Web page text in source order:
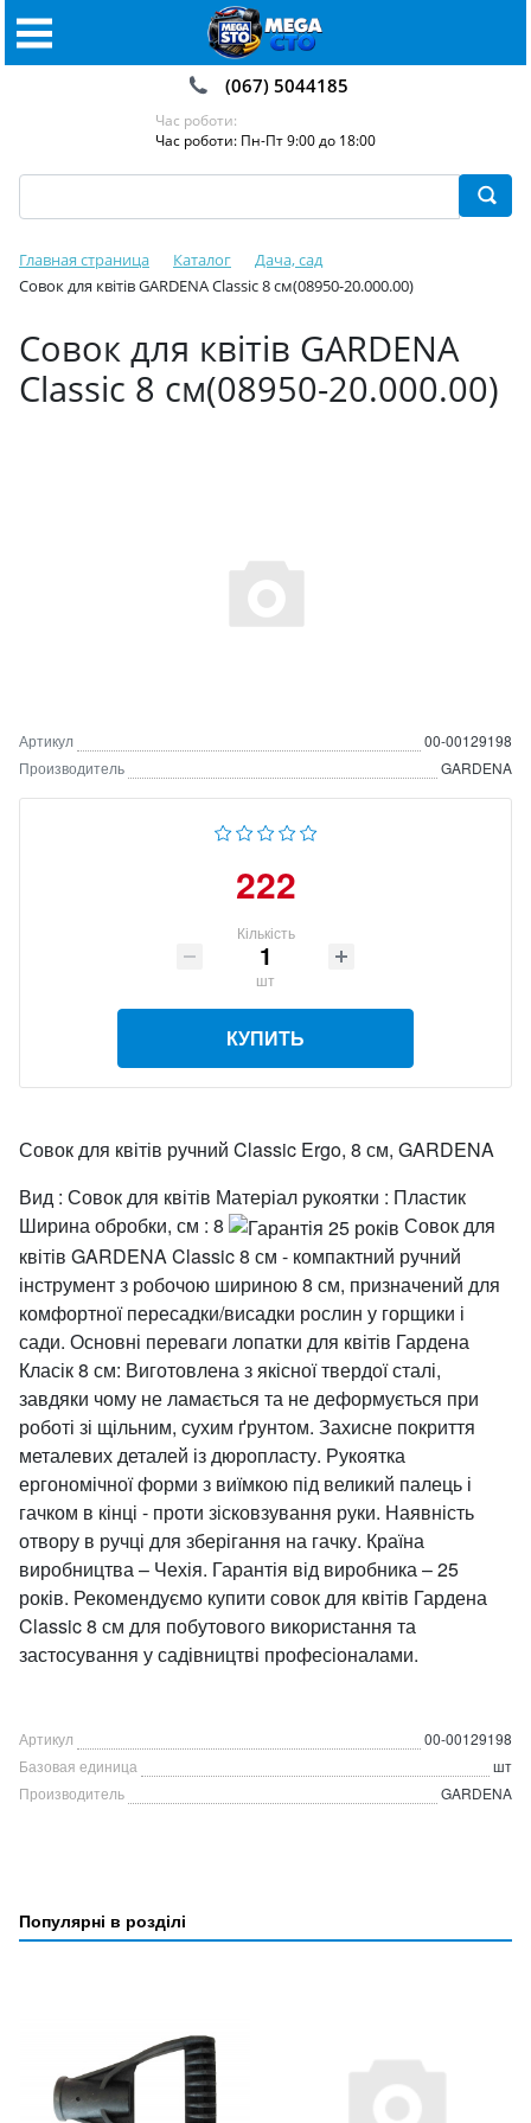
(067) 5044185
Час роботи:
Час роботи: Пн-Пт 9:00 до 18:00
Главная страница Каталог
Дача, сад
Совок для квітів GARDENA Classic 8 см(08950-20.000.00)
Совок для квітів GARDENA
Classic 8 см(08950-20.000.00)
Артикул
00-00129198
Производитель
GARDENA
222
Кількість
шт
КУПИТЬ
Совок для квітів ручний Classic Ergo, 8 см, GARDENA
Вид : Совок для квітів Матеріал рукоятки : Пластик
Ширина обробки, см : 8
Совок для
квітів GARDENA Classic 8 см - компактний ручний
інструмент з робочою шириною 8 см, призначений для
комфортної пересадки/висадки рослин у горщики і
сади. Основні переваги лопатки для квітів Гардена
Класік 8 см: Виготовлена з якісної твердої сталі,
завдяки чому не ламається та не деформується при
роботі зі щільним, сухим ґрунтом. Захисне покриття
металевих деталей із дюропласту. Рукоятка
ергономічної форми з виїмкою під великий палець і
гачком в кінці - проти зісковзування руки. Наявність
отвору в ручці для зберігання на гачку. Країна
виробництва – Чехія. Гарантія від виробника – 25
років. Рекомендуємо купити совок для квітів Гардена
Classic 8 см для побутового використання та
застосування у садівництві професіоналами.
Артикул
00-00129198
Базовая единица
шт
Производитель
GARDENA
Популярні в розділі